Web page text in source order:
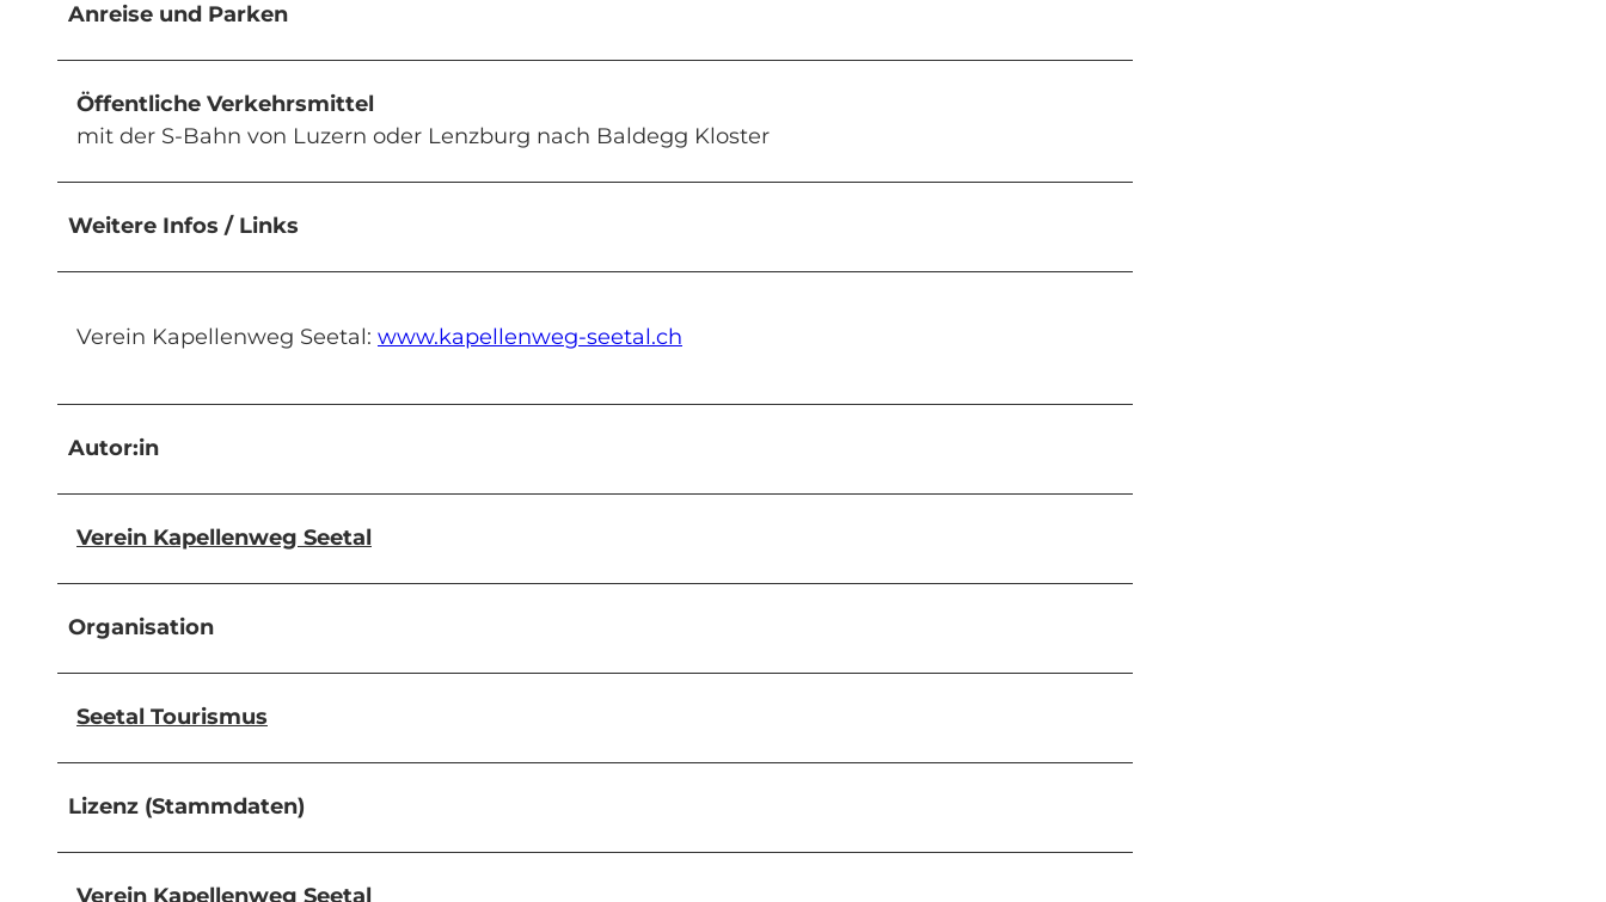
Anreise und Parken
Öffentliche Verkehrsmittel
mit der S-Bahn von Luzern oder Lenzburg nach Baldegg Kloster
Weitere Infos / Links
Verein Kapellenweg Seetal: www.kapellenweg-seetal.ch
Autor:in
Verein Kapellenweg Seetal
Organisation
Seetal Tourismus
Lizenz (Stammdaten)
Verein Kapellenweg Seetal